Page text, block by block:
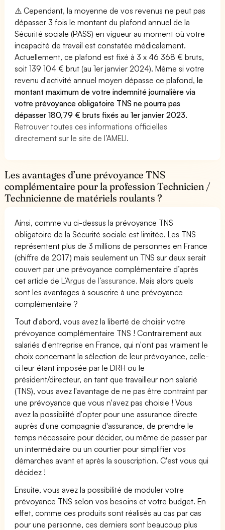
⚠️ Cependant, la moyenne de vos revenus ne peut pas
dépasser 3 fois le montant du plafond annuel de la
Sécurité sociale (PASS) en vigueur au moment où votre
incapacité de travail est constatée médicalement.
Actuellement, ce plafond est fixé à 3 x 46 368 € bruts,
soit 139 104 € brut (au 1er janvier 2024). Même si votre
revenu d'activité annuel moyen dépasse ce plafond,le
montant maximum de votre indemnité journalière via
votre prévoyance obligatoire TNS ne pourra pas
dépasser 180,79 € bruts fixés au 1er janvier 2023.
Retrouver toutes ces informations officielles
directement sur le site de l’AMELI.
Les avantages d’une prévoyance TNS
complémentaire pour la profession Technicien /
Technicienne de matériels roulants ?
Ainsi, comme vu ci-dessus la prévoyance TNS
obligatoire de la Sécurité sociale est limitée. Les TNS
représentent plus de 3 millions de personnes en France
(chiffre de 2017) mais seulement un TNS sur deux serait
couvert par une prévoyance complémentaire d’après
cet article deL’Argus de l’assurance. Mais alors quels
sont les avantages à souscrire à une prévoyance
complémentaire ?
Tout d'abord, vous avez la liberté de choisir votre
prévoyance complémentaire TNS ! Contrairement aux
salariés d'entreprise en France, qui n'ont pas vraiment le
choix concernant la sélection de leur prévoyance, celle-
ci leur étant imposée par le DRH ou le
président/directeur, en tant que travailleur non salarié
(TNS), vous avez l'avantage de ne pas être contraint par
une prévoyance que vous n'avez pas choisie ! Vous
avez la possibilité d'opter pour une assurance directe
auprès d'une compagnie d'assurance, de prendre le
temps nécessaire pour décider, ou même de passer par
un intermédiaire ou un courtier pour simplifier vos
démarches avant et après la souscription. C'est vous qui
décidez !
Ensuite, vous avez la possibilité de moduler votre
prévoyance TNS selon vos besoins et votre budget. En
effet, comme ces produits sont réalisés au cas par cas
pour une personne, ces derniers sont beaucoup plus